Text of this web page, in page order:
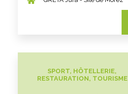
SPORT, HÔTELLERIE,
RESTAURATION, TOURISME